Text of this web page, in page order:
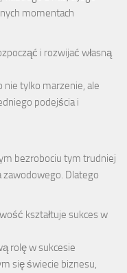
momentach
i rozwijać własną
nie tylko marzenie, ale
podejścia i
bezrobociu tym trudniej
zawodowego. Dlatego
kształtuje sukces w
rolę w sukcesie
się świecie biznesu,